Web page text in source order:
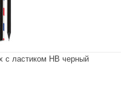
с ластиком НВ черный